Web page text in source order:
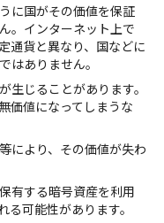
に国がその価値を保証
。インターネット上で
通貨と異なり、国などに
はありません。
生じることがあります。
価値になってしまうな
により、その価値が失わ
有する暗号資産を利用
可能性があります。